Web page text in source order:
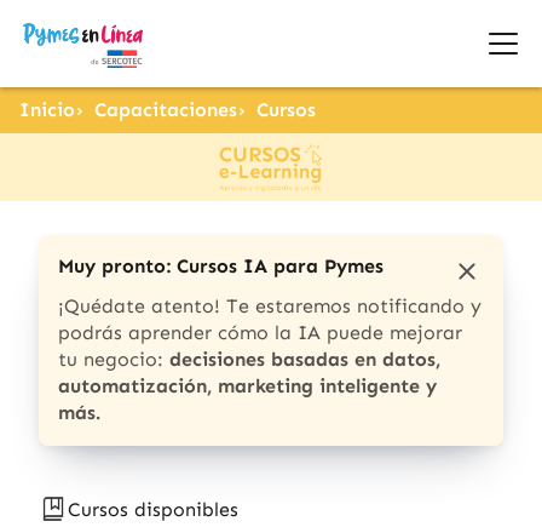
Inicio Capacitaciones Cursos
Muy pronto: Cursos IA para Pymes
¡Quédate atento! Te estaremos notificando y
podrás aprender cómo la IA puede mejorar
tu negocio: decisiones basadas en datos,
automatización, marketing inteligente y
más.
Cursos disponibles